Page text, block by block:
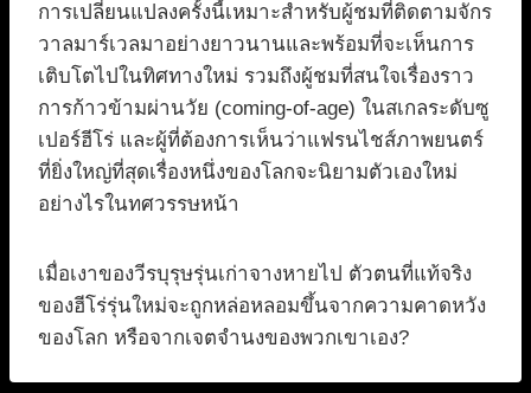
การเปลี่ยนแปลงครั้งนี้เหมาะสำหรับผู้ชมที่ติดตามจักร
วาลมาร์เวลมาอย่างยาวนานและพร้อมที่จะเห็นการ
เติบโตไปในทิศทางใหม่ รวมถึงผู้ชมที่สนใจเรื่องราว
การก้าวข้ามผ่านวัย (coming-of-age) ในสเกลระดับซู
เปอร์ฮีโร่ และผู้ที่ต้องการเห็นว่าแฟรนไชส์ภาพยนตร์
ที่ยิ่งใหญ่ที่สุดเรื่องหนึ่งของโลกจะนิยามตัวเองใหม่
อย่างไรในทศวรรษหน้า
เมื่อเงาของวีรบุรุษรุ่นเก่าจางหายไป ตัวตนที่แท้จริง
ของฮีโร่รุ่นใหม่จะถูกหล่อหลอมขึ้นจากความคาดหวัง
ของโลก หรือจากเจตจำนงของพวกเขาเอง?